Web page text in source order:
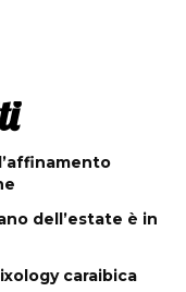
dell’estate è in
caraibica